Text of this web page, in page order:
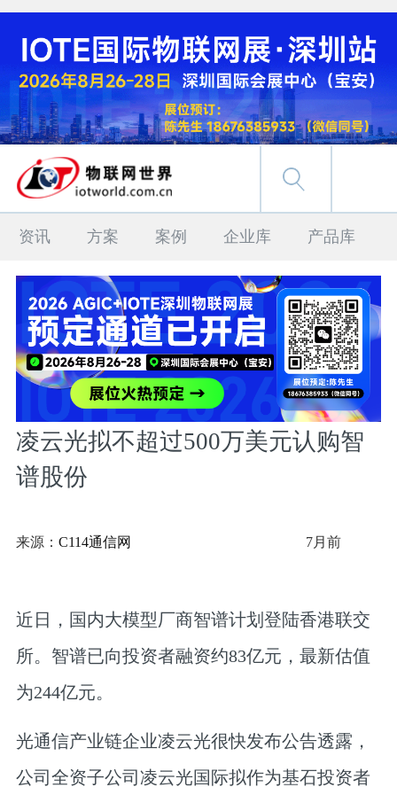
资讯 方案 案例 企业库 产品库
凌云光拟不超过500万美元认购智
谱股份
来源： C114通信网 7月前
近日，国内大模型厂商智谱计划登陆香港联交
所。智谱已向投资者融资约83亿元，最新估值
为244亿元。
光通信产业链企业凌云光很快发布公告透露，
公司全资子公司凌云光国际拟作为基石投资者